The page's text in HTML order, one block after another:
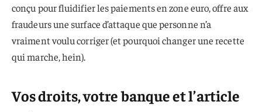
conçu pour fluidifier les paiements en zone euro, offre aux
fraudeurs une surface d’attaque que personne n’a
vraiment voulu corriger (et pourquoi changer une recette
qui marche, hein).
Vos droits, votre banque et l’article